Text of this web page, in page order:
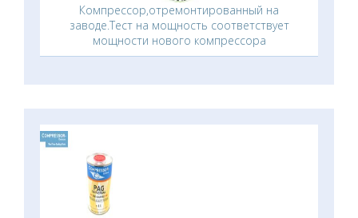
Компрессор,отремонтированный на
заводе.Тест на мощность соответствует
мощности нового компрессора